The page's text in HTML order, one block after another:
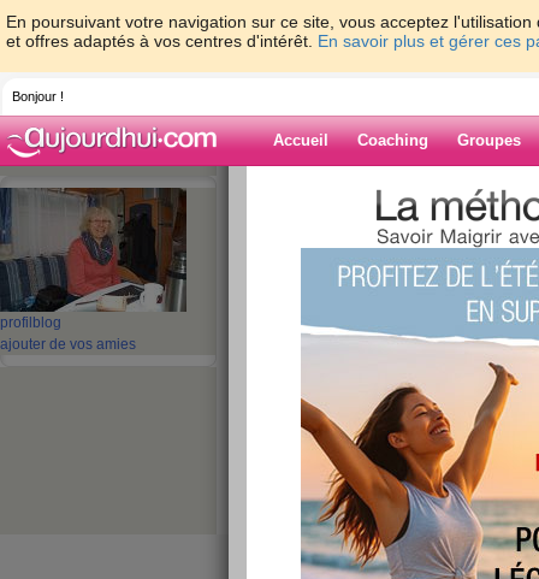
En poursuivant votre navigation sur ce site, vous acceptez
et offres adaptés à vos centres d'intérêt. En savoir plus et gérer ces
Bonjour !
Accueil Coaching Groupes
profil blog
ajouter de vos amies
>
Blog de maya-
21 - 30 31 - 40 41 - 50 51 -
‹ Préc. 51 52 53 54 55
jour de joie
publié le 24/03/2014 à 20:27
Bonjour mes amies,